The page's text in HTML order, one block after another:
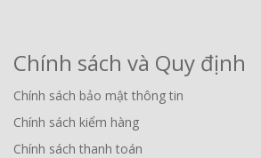
Chính sách và Quy định
Chính sách bảo mật thông tin
Chính sách kiểm hàng
Chính sách thanh toán